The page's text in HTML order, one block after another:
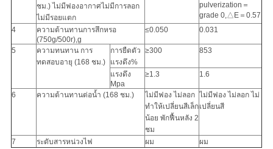
ชม.) ไม่มีฟองอากาศไม่มีการลอก
ไม่มีรอยแตก
pulverization＝
grade 0,△E＝0.57
4
ความต้านทานการสึกหรอ
(750g/500r),g
≤0.050 0.031
5
ความทนทาน การ
ทดสอบอายุ (168 ชม.)
การยืดตัว
แรงดึง%
≥300 853
แรงดึง
Mpa
≥1.3 1.6
6 ความต้านทานต่อน้ำ (168 ชม.)
ไม่มีฟอง ไม่ลอก
ทำให้เปลี่ยนสีเล็ก
น้อย พักฟื้นหลัง 2
ชม
ไม่มีฟอง ไม่ลอก ไม่
เปลี่ยนสี
7 ระดับสารหน่วงไฟ ผม ผม